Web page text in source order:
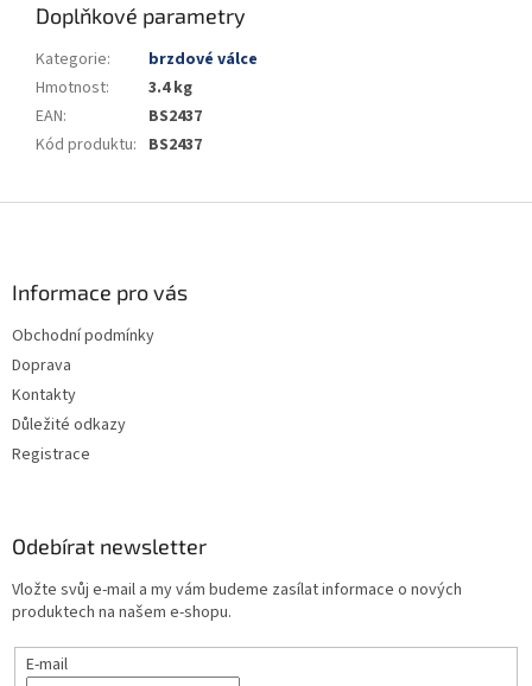
Doplňkové parametry
Kategorie:
brzdové válce
Hmotnost:
3.4 kg
EAN:
BS2437
Kód produktu: BS2437
Informace pro vás
Obchodní podmínky
Doprava
Kontakty
Důležité odkazy
Registrace
Odebírat newsletter
Vložte svůj e-mail a my vám budeme zasílat informace o nových
produktech na našem e-shopu.
E-mail